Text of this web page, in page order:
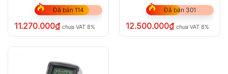
Đã bán 114
11.270.000₫ chưa VAT 8%
Đã bán 301
12.500.000₫ chưa VAT 8%